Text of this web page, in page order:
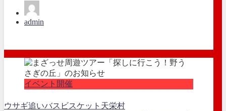
admin
イベント開催
ウサギ追いバス ビスケット 天栄村